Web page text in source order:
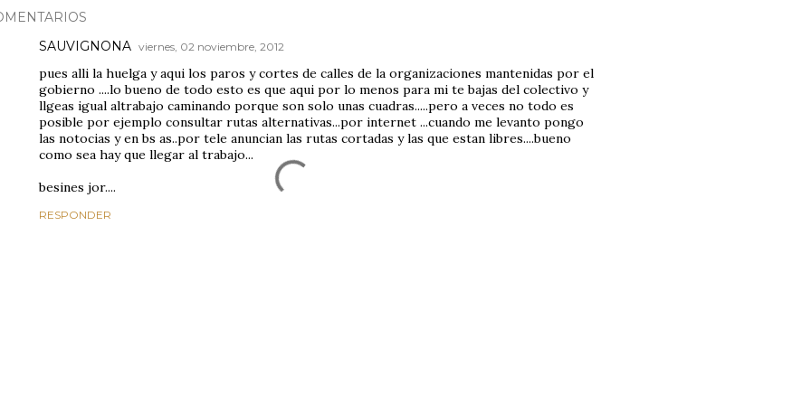
SAUVIGNONA viernes, 02 noviembre, 2012
pues alli la huelga y aqui los paros y cortes de calles de la organizaciones mantenidas por el
gobierno ....lo bueno de todo esto es que aqui por lo menos para mi te bajas del colectivo y
llgeas igual altrabajo caminando porque son solo unas cuadras.....pero a veces no todo es
posible por ejemplo consultar rutas alternativas...por internet ...cuando me levanto pongo
las notocias y en bs as..por tele anuncian las rutas cortadas y las que estan libres....bueno
como sea hay que llegar al trabajo...
besines jor....
RESPONDER